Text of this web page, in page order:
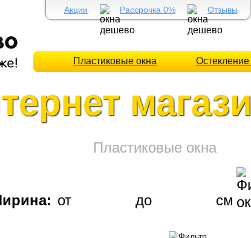
Акции Рассрочка 0% Отзывы
Пластиковые окна
Пластиковые окна
от до см